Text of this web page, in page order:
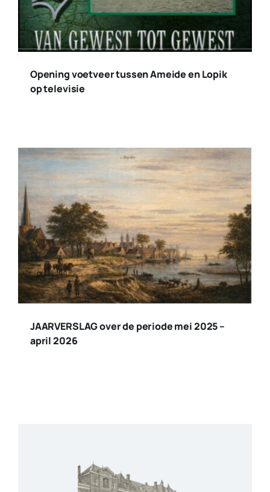
Opening voetveer tussen Ameide en Lopik
op televisie
JAARVERSLAG over de periode mei 2025 –
april 2026